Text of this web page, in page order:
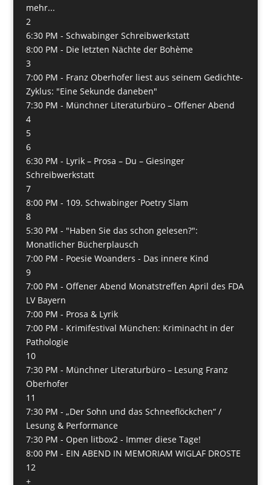
mehr...
2
6:30 PM - Schwabinger Schreibwerkstatt
8:00 PM - Die letzten Nächte der Bohème
3
7:00 PM - Franz Oberhofer liest aus seinem Gedichte-
Zyklus: "Eine Sekunde daneben"
7:30 PM - Münchner Literaturbüro – Offener Abend
4
5
6
6:30 PM - Lyrik – Prosa – Du – Giesinger
Schreibwerkstatt
7
8:00 PM - 109. Schwabinger Poetry Slam
8
5:30 PM - "Haben Sie das schon gelesen?":
Monatlicher Bücherplausch
7:00 PM - Poesie Woanders - Das innere Kind
9
7:00 PM - Offener Abend Monatstreffen April des FDA
LV Bayern
7:00 PM - Prosa & Lyrik
7:00 PM - Krimifestival München: Kriminacht in der
Pathologie
10
7:30 PM - Münchner Literaturbüro – Lesung Franz
Oberhofer
11
7:30 PM - „Der Sohn und das Schneeflöckchen“ /
Lesung & Performance
7:30 PM - Open litbox2 - Immer diese Tage!
8:00 PM - EIN ABEND IN MEMORIAM WIGLAF DROSTE
12
+